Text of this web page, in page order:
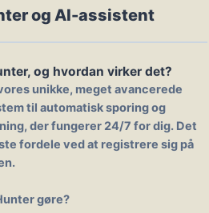
og AI-assistent
og hvordan virker det?
unikke, meget avancerede
til automatisk sporing og
der fungerer 24/7 for dig. Det
fordele ved at registrere sig på
gøre?